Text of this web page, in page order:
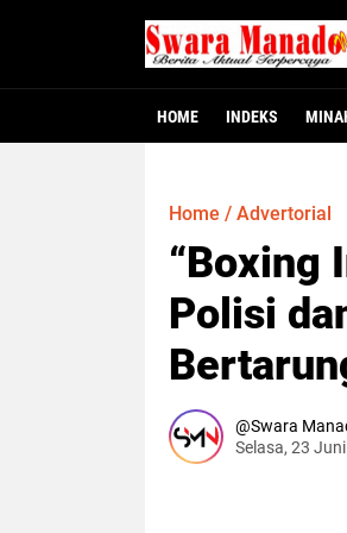
HOME INDEKS
Home / Advertorial
“Boxing
Polisi
Swara
Selasa, 23